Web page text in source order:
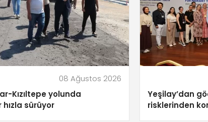
08 Ağustos 2026
Kızıltepe yolunda
hızla sürüyor
Yeşilay’dan
risklerinden